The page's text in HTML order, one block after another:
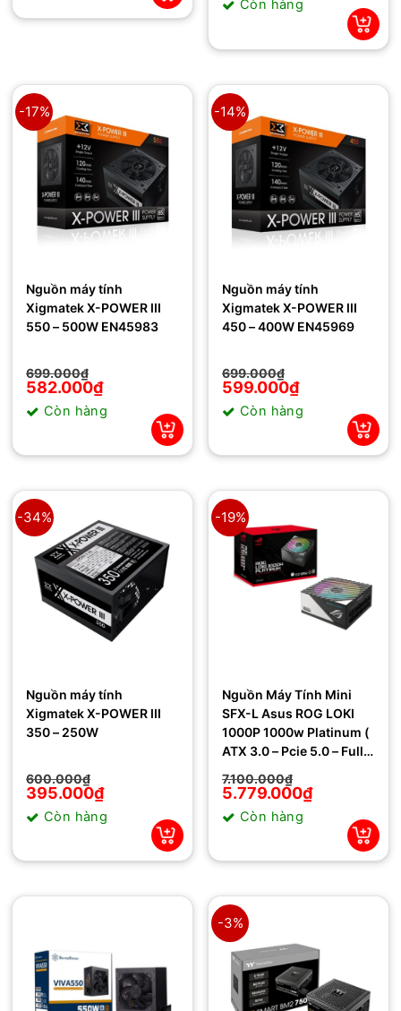
1.250.000₫.
là: Còn hàng
-17%
Nguồn máy tính
Xigmatek X-POWER III
550 – 500W EN45983
699.000₫
Giá
gốc
là:
699.000₫.
582.000₫
Giá
hiện
tại
là: Còn hàng
-14%
Nguồn máy tính
Xigmatek X-POWER III
450 – 400W EN45969
699.000₫
Giá
gốc
là:
699.000₫.
599.000₫
Giá
hiện
tại
là: Còn hàng
-34%
Nguồn máy tính
Xigmatek X-POWER III
350 – 250W
600.000₫
Giá
gốc
là:
600.000₫.
395.000₫
Giá
hiện
tại
là: Còn hàng
-19%
Nguồn Máy Tính Mini
SFX-L Asus ROG LOKI
1000P 1000w Platinum (
ATX 3.0 – Pcie 5.0 – Full
7.100.000₫
Giá
gốc
là:
7.100.000₫.
5.779.000₫
Giá
hiện
tại
là: Còn hàng
-3%